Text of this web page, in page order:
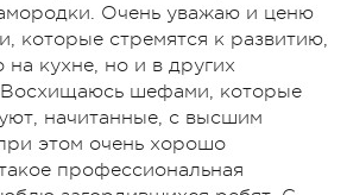
Очень уважаю и ценю
которые стремятся к развитию,
на кухне, но и в других
Восхищаюсь шефами, которые
начитанные, с высшим
этом очень хорошо
профессиональная